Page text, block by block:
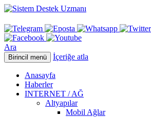
Ara
Birincil menü İçeriğe atla
Anasayfa
Haberler
INTERNET / AĞ
Altyapılar
Mobil Ağlar